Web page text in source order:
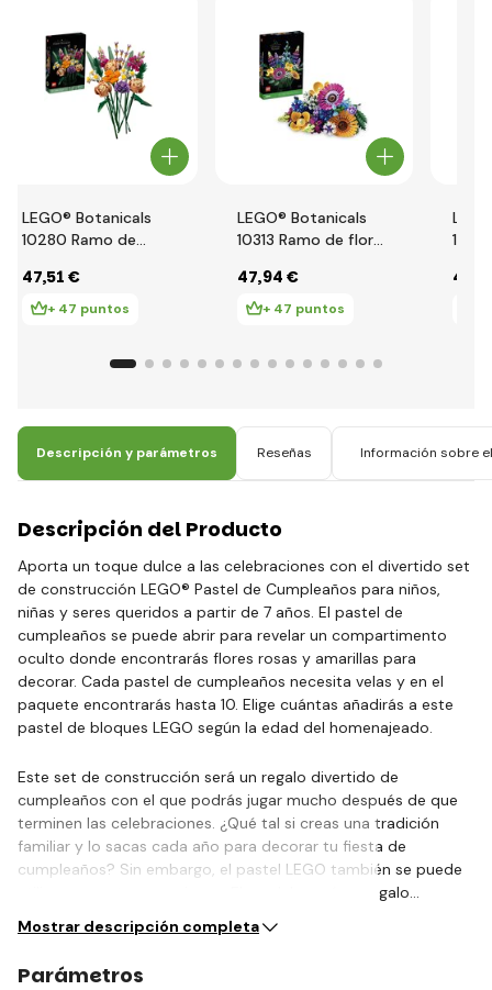
LEGO® Botanicals
10280 Ramo de
47,51 €
+ 47 puntos
LEGO® Botanicals
10313 Ramo de flores
47,94 €
+ 47 puntos
49
Descripción y parámetros Reseñas Información sobre
Descripción del Producto
Aporta un toque dulce a las celebraciones con el divertido set
de construcción LEGO® Pastel de Cumpleaños para niños,
niñas y seres queridos a partir de 7 años. El pastel de
cumpleaños se puede abrir para revelar un compartimento
oculto donde encontrarás flores rosas y amarillas para
decorar. Cada pastel de cumpleaños necesita velas y en el
paquete encontrarás hasta 10. Elige cuántas añadirás a este
pastel de bloques LEGO según la edad del homenajeado.
Este set de construcción será un regalo divertido de
cumpleaños con el que podrás jugar mucho después de que
terminen las celebraciones. ¿Qué tal si creas una tradición
familiar y lo sacas cada año para decorar tu fiesta de
cumpleaños? Sin embargo, el pastel LEGO también se puede
utilizar para otras ocasiones. El modelo será un regalo…
Mostrar descripción completa
Parámetros